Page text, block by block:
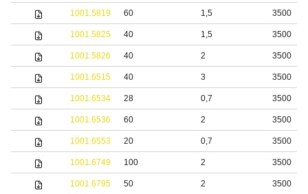
1001.5819 60 1,5 3500
1001.5825 40 1,5 3500
1001.5826 40 2 3500
1001.6515 40 3 3500
1001.6534 28 0,7 3500
1001.6536 60 2 3500
1001.6553 20 0,7 3500
1001.6749 100 2 3500
1001.6795 50 2 3500